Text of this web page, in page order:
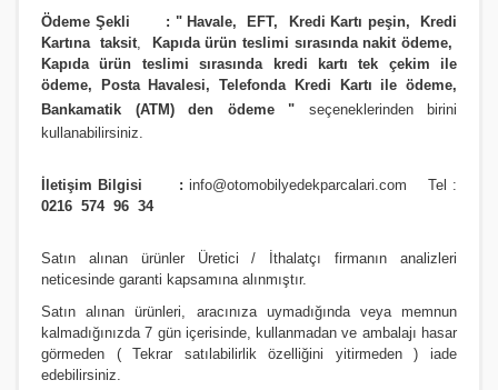
Ödeme Şekli : " Havale, EFT, Kredi Kartı peşin,
Kredi
Kartına taksit,
Kapıda ürün teslimi sırasında nakit ödeme,
Kapıda ürün teslimi sırasında kredi kartı tek çekim ile
ödeme, Posta Havalesi, Telefonda Kredi Kartı ile ödeme,
Bankamatik (ATM) den ödeme "
seçeneklerinden birini
kullanabilirsiniz.
İletişim Bilgisi : info@otomobilyedekparcalari.com Tel :
0216 574 96 34
Satın alınan ürünler Üretici / İthalatçı firmanın analizleri
neticesinde garanti kapsamına alınmıştır.
Satın alınan ürünleri, aracınıza uymadığında veya memnun
kalmadığınızda 7 gün içerisinde, kullanmadan ve ambalajı hasar
görmeden ( Tekrar satılabilirlik özelliğini yitirmeden ) iade
edebilirsiniz.